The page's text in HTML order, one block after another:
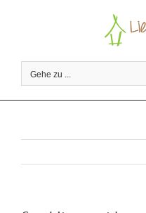
Gehe zu ...